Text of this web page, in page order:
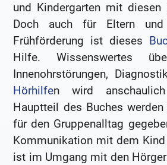
und Kindergarten mit diesen
Doch auch für Eltern und
Frühförderung ist dieses
Hilfe. Wissenswertes
Innenohrstörungen,
Hörhilfen wird
Hauptteil des Buches
für den Gruppenalltag
Kommunikation mit dem
ist im Umgang mit den